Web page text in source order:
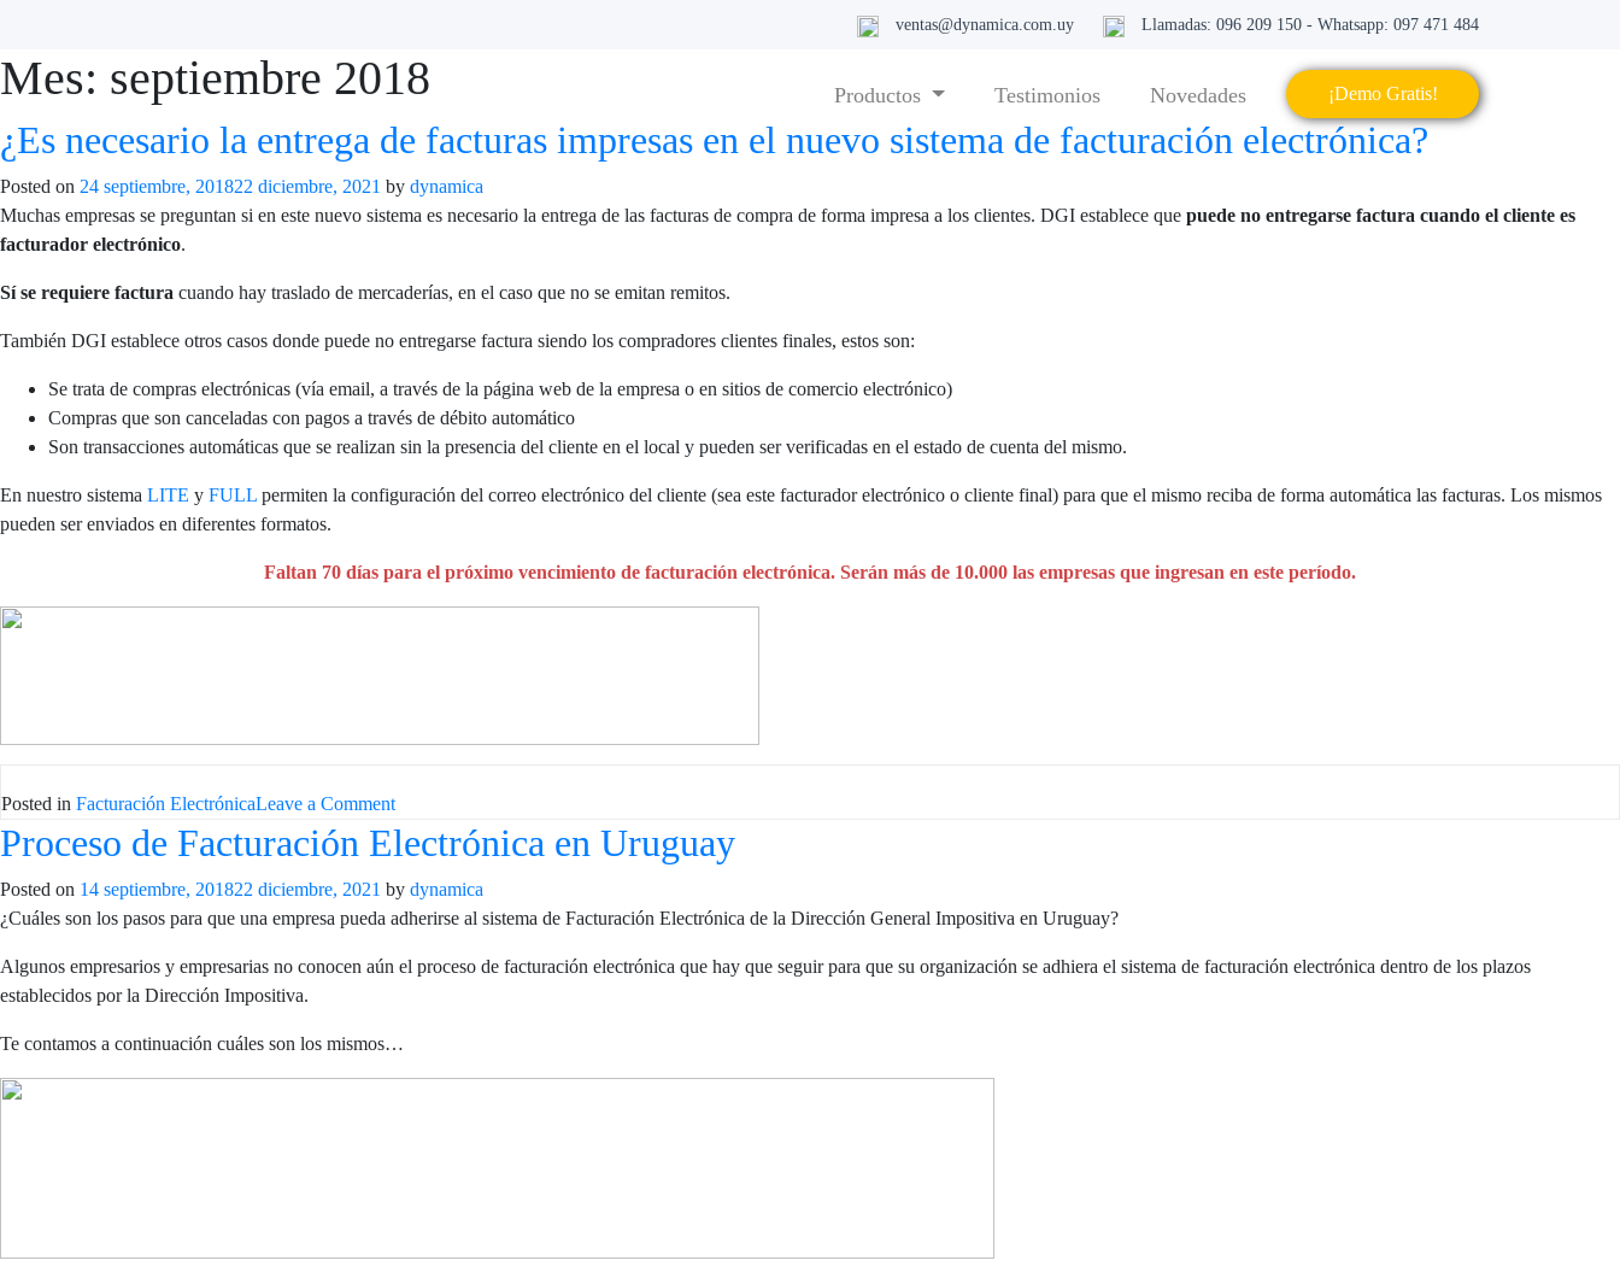
ventas@dynamica.com.uy Llamadas: 096 209 150 - Whatsapp: 097 471 484
Productos Testimonios Novedades ¡Demo Gratis!
Mes: septiembre 2018
¿Es necesario la entrega de facturas impresas en el nuevo sistema de facturación electrónica?
Posted on 24 septiembre, 201822 diciembre, 2021 by dynamica
Muchas empresas se preguntan si en este nuevo sistema es necesario la entrega de las facturas de compra de forma impresa a los clientes. DGI establece que puede no entregarse factura cuando el cliente es
facturador electrónico.
Sí se requiere factura cuando hay traslado de mercaderías, en el caso que no se emitan remitos.
También DGI establece otros casos donde puede no entregarse factura siendo los compradores clientes finales, estos son:
Se trata de compras electrónicas (vía email, a través de la página web de la empresa o en sitios de comercio electrónico)
Compras que son canceladas con pagos a través de débito automático
Son transacciones automáticas que se realizan sin la presencia del cliente en el local y pueden ser verificadas en el estado de cuenta del mismo.
En nuestro sistema LITE y FULL permiten la configuración del correo electrónico del cliente (sea este facturador electrónico o cliente final) para que el mismo reciba de forma automática las facturas. Los mismos
pueden ser enviados en diferentes formatos.
Faltan 70 días para el próximo vencimiento de facturación electrónica. Serán más de 10.000 las empresas que ingresan en este período.
Posted in Facturación ElectrónicaLeave a Commenton
¿Es
necesario
la
entrega
facturas
Proceso de Facturación Electrónica en Uruguay
Posted on 14 septiembre, 201822 diciembre, 2021 by dynamica
¿Cuáles son los pasos para que una empresa pueda adherirse al sistema de Facturación Electrónica de la Dirección General Impositiva en Uruguay?
Algunos empresarios y empresarias no conocen aún el proceso de facturación electrónica que hay que seguir para que su organización se adhiera el sistema de facturación electrónica dentro de los plazos
establecidos por la Dirección Impositiva.
Te contamos a continuación cuáles son los mismos…